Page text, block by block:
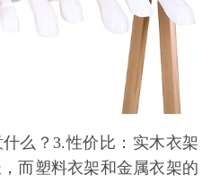
么？ 3.性价比： 实木衣架
而塑料衣架和金属衣架的